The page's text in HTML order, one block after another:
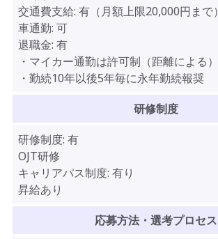
交通費支給: 有（月額上限20,000円まで）
車通勤: 可
退職金: 有
・マイカー通勤は許可制（距離による）
・勤続10年以後5年毎に永年勤続報奨
研修制度
研修制度: 有
OJT研修
キャリアパス制度: 有り
昇給あり
応募方法・選考プロセス